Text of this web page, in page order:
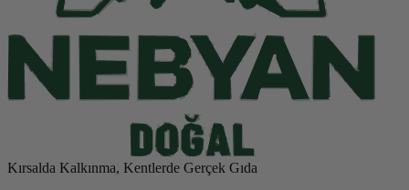
Kırsalda Kalkınma, Kentlerde Gerçek Gıda